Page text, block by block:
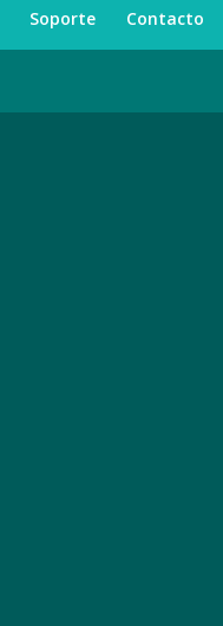
Soporte Contacto